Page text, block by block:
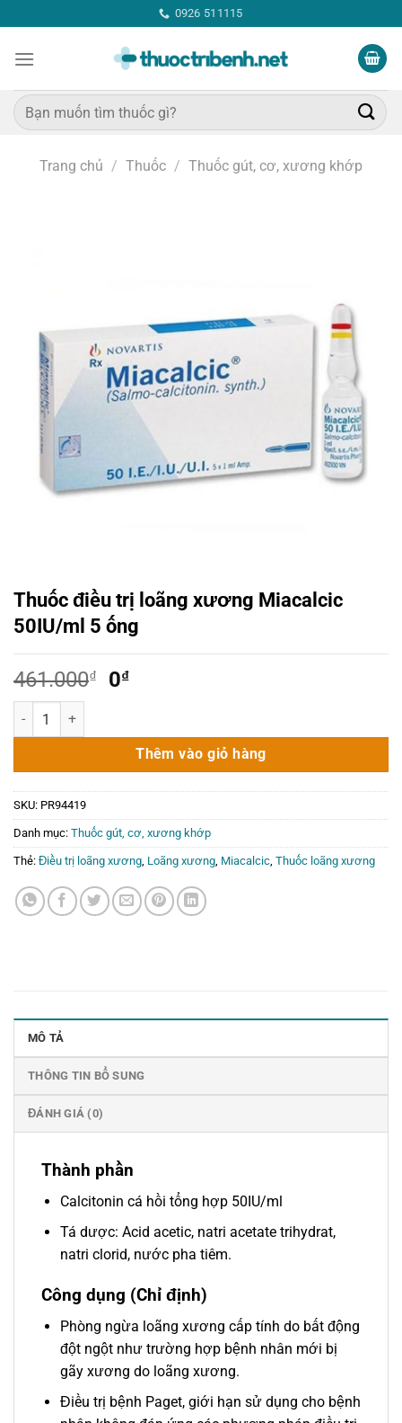
qua
nội
0926 511115
Tìm
kiếm:
Trang chủ / Thuốc / Thuốc gút, cơ, xương khớp
Thuốc điều trị loãng xương Miacalcic
50IU/ml 5 ống
461.000₫
Giá
461.000₫.
0₫Giá
là:
0₫.
Thuốc điều trị loãng xương Miacalcic 50IU/ml 5 ống số lượng
Thêm vào giỏ hàng
SKU: PR94419
Danh mục: Thuốc gút, cơ, xương khớp
Thẻ: Điều trị loãng xương, Loãng xương, Miacalcic, Thuốc loãng xương
MÔ TẢ
THÔNG TIN BỔ SUNG
ĐÁNH GIÁ (0)
Thành phần
Calcitonin cá hồi tổng hợp 50IU/ml
Tá dược: Acid acetic, natri acetate trihydrat,
natri clorid, nước pha tiêm.
Công dụng (Chỉ định)
Phòng ngừa loãng xương cấp tính do bất động
đột ngột như trường hợp bệnh nhân mới bị
gãy xương do loãng xương.
Điều trị bệnh Paget, giới hạn sử dụng cho bệnh